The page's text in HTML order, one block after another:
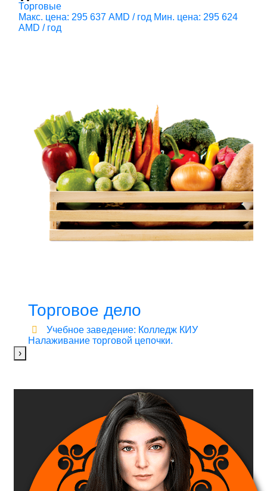
Торговые
Макс. цена: 295 637 AMD / год Мин. цена: 295 624
AMD / год
Торговое дело
Учебное заведение: Колледж КИУ
Налаживание торговой цепочки.
›